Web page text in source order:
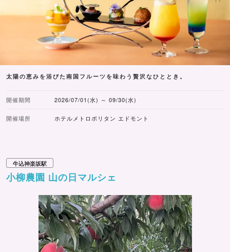
太陽の恵みを浴びた南国フルーツを味わう贅沢なひととき。
開催期間 2026/07/01(水) ～ 09/30(水)
開催場所 ホテルメトロポリタン エドモント
牛込神楽坂駅
小柳農園 山の日マルシェ